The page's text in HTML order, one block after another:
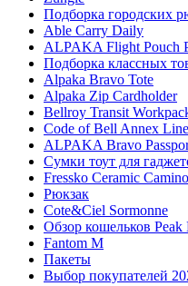
Подборка городских
Able Carry Daily
ALPAKA Flight Pouch
Подборка классных
Alpaka Bravo Tote
Alpaka Zip Cardholder
Bellroy Transit
Code of Bell Annex
ALPAKA Bravo
Сумки тоут для
Fressko Ceramic
Рюкзак
Cote&Ciel Sormonne
Обзор кошельков Peak
Fantom M
Пакеты
Выбор покупателей